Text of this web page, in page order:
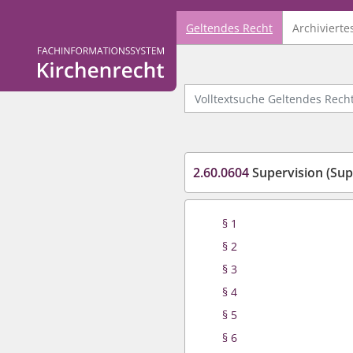
Logo Fachinformationssystem Kirchenrecht
Geltendes Recht
Volltextsuche Geltendes Recht
2.60.0604Supervision
§ 1
§ 2
§ 3
§ 4
§ 5
§ 6